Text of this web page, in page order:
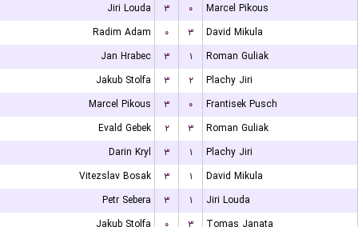
Jiri Louda
۳ ۰
Marcel Pikous
Radim Adam
۰ ۳
David Mikula
Jan Hrabec
۳ ۱
Roman Guliak
Jakub Stolfa
۳ ۲
Plachy Jiri
Marcel Pikous
۳ ۰
Frantisek Pusch
Evald Gebek
۲ ۳
Roman Guliak
Darin Kryl
۳ ۱
Plachy Jiri
Vitezslav Bosak
۳ ۱
David Mikula
Petr Sebera
۳ ۱
Jiri Louda